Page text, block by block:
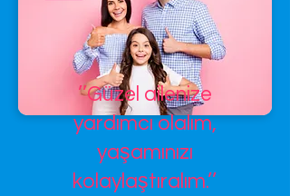
’’Güzel ailenize
yardımcı olalım,
yaşamınızı
kolaylaştıralım.’’